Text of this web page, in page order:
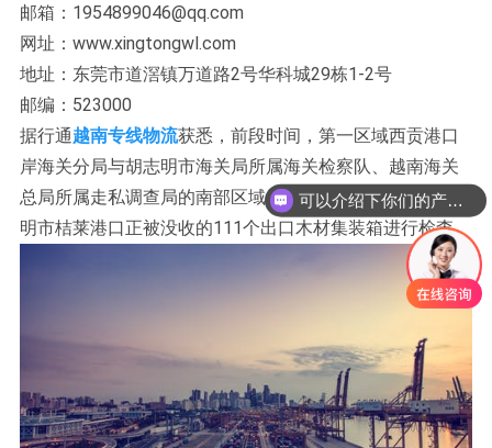
邮箱：1954899046@qq.com
网址：www.xingtongwl.com
地址：东莞市道滘镇万道路2号华科城29栋1-2号
邮编：523000
据行通越南专线物流获悉，前段时间，第一区域西贡港口
岸海关分局与胡志明市海关局所属海关检察队、越南海关
总局所属走私调查局的南部区域缉私检察队配合，对胡志
明市桔莱港口正被没收的111个出口木材集装箱进行检查。
可以介绍下你们的产品么？